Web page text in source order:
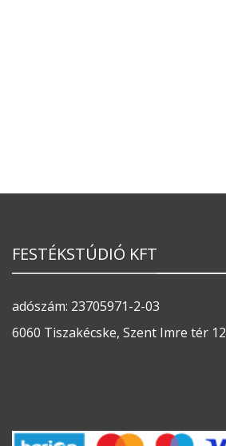
FESTÉKSTÚDIÓ KFT
adószám: 23705971-2-03
6060 Tiszakécske, Szent Imre tér 12